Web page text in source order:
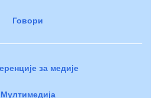
Говори
за медије
Мултимедија